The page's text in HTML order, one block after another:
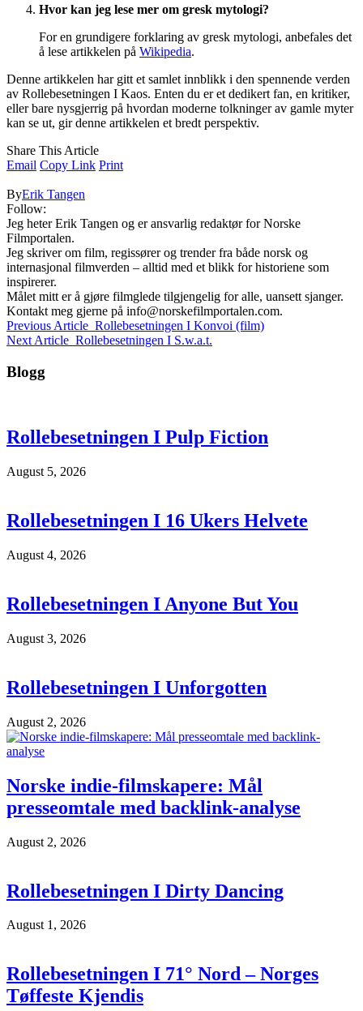
Hvor kan jeg lese mer om gresk mytologi?
For en grundigere forklaring av gresk mytologi, anbefales det
å lese artikkelen på Wikipedia.
Denne artikkelen har gitt et samlet innblikk i den spennende verden
av Rollebesetningen I Kaos. Enten du er et dedikert fan, en kritiker,
eller bare nysgjerrig på hvordan moderne tolkninger av gamle myter
kan se ut, gir denne artikkelen et bredt perspektiv.
Share This Article
Email Copy Link Print
ByErik Tangen
Follow:
Jeg heter Erik Tangen og er ansvarlig redaktør for Norske
Filmportalen.
Jeg skriver om film, regissører og trender fra både norsk og
internasjonal filmverden – alltid med et blikk for historiene som
inspirerer.
Målet mitt er å gjøre filmglede tilgjengelig for alle, uansett sjanger.
Kontakt meg gjerne på info@norskefilmportalen.com.
Previous Article Rollebesetningen I Konvoi (film)
Next Article Rollebesetningen I S.w.a.t.
Blogg
Rollebesetningen I Pulp Fiction
August 5, 2026
Rollebesetningen I 16 Ukers Helvete
August 4, 2026
Rollebesetningen I Anyone But You
August 3, 2026
Rollebesetningen I Unforgotten
August 2, 2026
Norske indie-filmskapere: Mål
presseomtale med backlink-analyse
August 2, 2026
Rollebesetningen I Dirty Dancing
August 1, 2026
Rollebesetningen I 71° Nord – Norges
Tøffeste Kjendis